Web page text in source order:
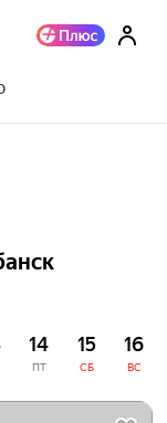
14
ПТ
15
СБ
16
ВС